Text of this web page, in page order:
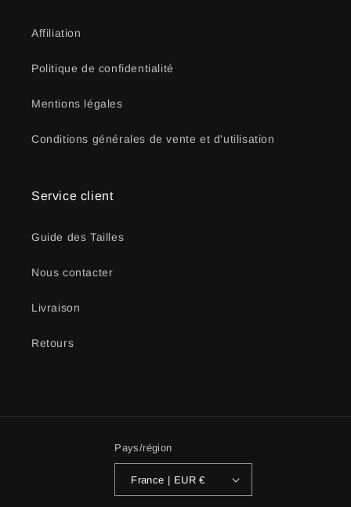
Affiliation
Politique de confidentialité
Mentions légales
Conditions générales de vente et d'utilisation
Service client
Guide des Tailles
Nous contacter
Livraison
Retours
Pays/région
France | EUR €